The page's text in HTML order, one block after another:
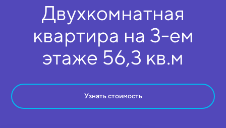
Двухкомнатная
квартира на 3-ем
этаже 56,3 кв.м
Узнать стоимость